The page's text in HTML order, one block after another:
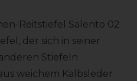
Reitstiefel Salento 02
der sich in seiner
Stiefeln
weichem Kalbsleder